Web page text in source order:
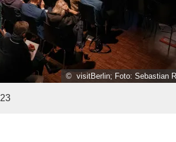
© visitBerlin; Foto: Sebastian